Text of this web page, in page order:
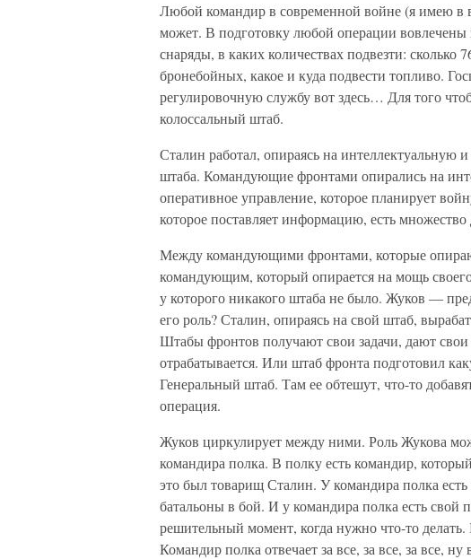
Любой командир в современной войне (я имею в
может. В подготовку любой операции
снаряды, в каких количествах подвезти:
бронебойных, какое и куда подвести топливо.
регулировочную службу вот здесь… Для того
колоссальный штаб.
Сталин работал, опираясь на
штаба. Командующие фронтами опирались на
оперативное управление, которое планирует
которое поставляет информацию, есть
Между командующими фронтами, которые
командующим, который опирается на мощь
у которого никакого штаба не было. Жуков —
его роль? Сталин, опираясь на свой штаб,
Штабы фронтов получают свои задачи, дают свои
отрабатывается. Или штаб фронта подготовил
Генеральный штаб. Там ее обтешут, что-то
операция.
Жуков циркулирует между ними. Роль Жукова
командира полка. В полку есть командир,
это был товарищ Сталин. У командира полка
батальоны в бой. И у командира полка есть свой
решительный момент, когда нужно что-то
Командир полка отвечает за все, за все, за все,